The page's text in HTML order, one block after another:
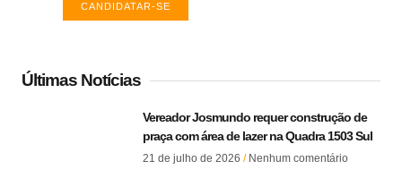
CANDIDATAR-SE
Últimas Notícias
Vereador Josmundo requer construção de
praça com área de lazer na Quadra 1503 Sul
21 de julho de 2026 Nenhum comentário